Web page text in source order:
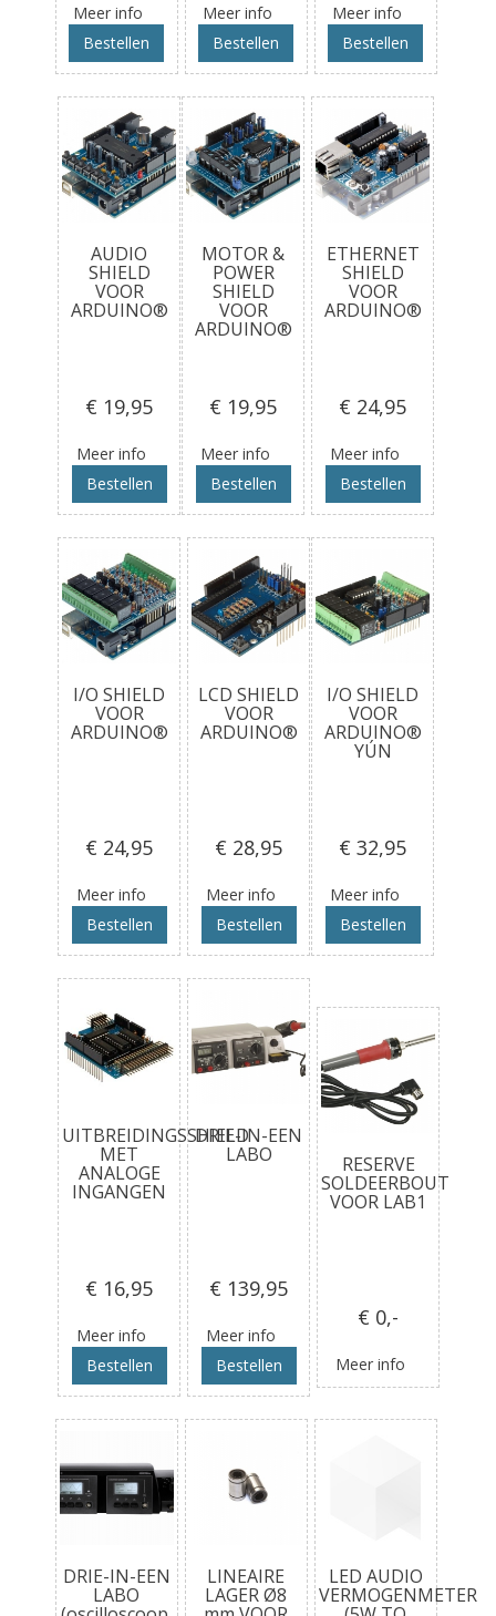
Meer info
Bestellen
Meer info
Bestellen
Meer info
Bestellen
AUDIO
SHIELD
VOOR
ARDUINO®
€ 19,95
Meer info
Bestellen
MOTOR &
POWER
SHIELD
VOOR
ARDUINO®
€ 19,95
Meer info
Bestellen
ETHERNET
SHIELD
VOOR
ARDUINO®
€ 24,95
Meer info
Bestellen
I/O SHIELD
VOOR
ARDUINO®
€ 24,95
Meer info
Bestellen
LCD SHIELD
VOOR
ARDUINO®
€ 28,95
Meer info
Bestellen
I/O SHIELD
VOOR
ARDUINO®
YÚN
€ 32,95
Meer info
Bestellen
UITBREIDINGSSHIELD
MET
ANALOGE
INGANGEN
€ 16,95
Meer info
Bestellen
DRIE-IN-EEN
LABO
€ 139,95
Meer info
Bestellen
RESERVE
SOLDEERBOUT
VOOR LAB1
€ 0,-
Meer info
DRIE-IN-EEN
LABO
LINEAIRE
LAGER Ø8
LED AUDIO
VERMOGENMETER